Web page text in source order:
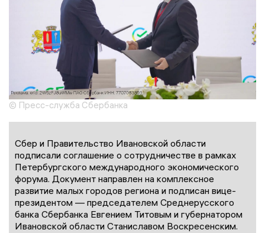
© Пресс-служба Сбербанка
Сбер и Правительство Ивановской области
подписали соглашение о сотрудничестве в рамках
Петербургского международного экономического
форума. Документ направлен на комплексное
развитие малых городов региона и подписан вице-
президентом — председателем Среднерусского
банка Сбербанка Евгением Титовым и губернатором
Ивановской области Станиславом Воскресенским.